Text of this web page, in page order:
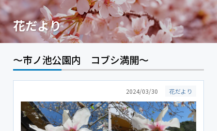
花だより
～市ノ池公園内 コブシ満開～
2024/03/30 花だより